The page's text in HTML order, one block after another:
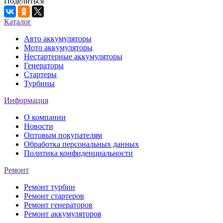
Каталог
Авто аккумуляторы
Мото аккумуляторы
Нестартерные аккумуляторы
Генераторы
Стартеры
Турбины
Информация
О компании
Новости
Оптовым покупателям
Обработка персональных данных
Политика конфиденциальности
Ремонт
Ремонт турбин
Ремонт стартеров
Ремонт генераторов
Ремонт аккумуляторов